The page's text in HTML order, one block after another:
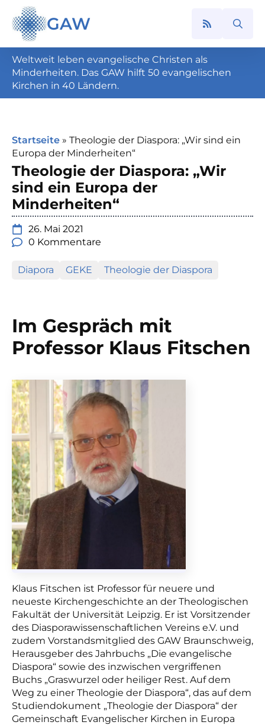
GAW
Search
Weltweit leben evangelische Christen als
Minderheiten. Das GAW hilft 50 evangelischen
Kirchen in 40 Ländern.
Startseite » Theologie der Diaspora: „Wir sind ein
Europa der Minderheiten“
Theologie der Diaspora: „Wir
sind ein Europa der
Minderheiten“
26. Mai 2021
0 Kommentare
Diapora GEKE Theologie der Diaspora
Im Gespräch mit
Professor Klaus Fitschen
Klaus Fitschen ist Professor für neuere und
neueste Kirchengeschichte an der Theologischen
Fakultät der Universität Leipzig. Er ist Vorsitzender
des Diasporawissenschaftlichen Vereins e.V. und
zudem Vorstandsmitglied des GAW Braunschweig,
Herausgeber des Jahrbuchs „Die evangelische
Diaspora“ sowie des inzwischen vergriffenen
Buchs „Graswurzel oder heiliger Rest. Auf dem
Weg zu einer Theologie der Diaspora“, das auf dem
Studiendokument „Theologie der Diaspora“ der
Gemeinschaft Evangelischer Kirchen in Europa